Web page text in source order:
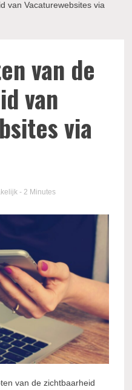
van Vacaturewebsites via
van de
van
via
- 2 Minutes
van de zichtbaarheid